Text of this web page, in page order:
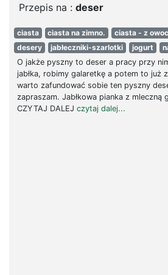
Przepis na : deser
ciasta ciasta na zimno. ciasta - z
desery
jabłeczniki-szarlotki jogurt
O jakże pyszny to deser a pracy przy
jabłka, robimy galaretkę a potem to już
warto zafundować sobie ten pyszny
zapraszam. Jabłkowa pianka z mleczną
CZYTAJ DALEJ czytaj dalej...